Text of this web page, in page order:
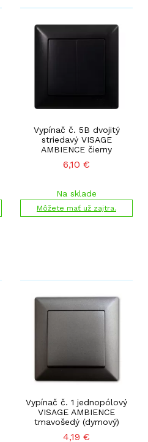
Vypínač č. 5B dvojitý
striedavý VISAGE
AMBIENCE čierny
6,10 €
Na sklade
Môžete mať už zajtra.
Vypínač č. 1 jednopólový
VISAGE AMBIENCE
tmavošedý (dymový)
4,19 €